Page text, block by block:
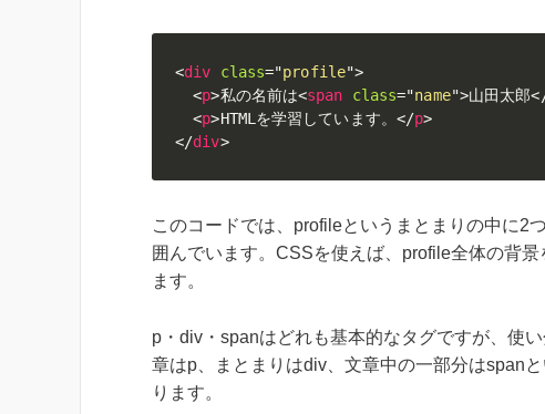
<div class="profile">
<p>私の名前は<span class="name">山田太郎
<p>HTMLを学習しています。 </p>
</div>
このコードでは、profileというまとまりの中に2
囲んでいます。CSSを使えば、profile全体の背
ます。
p・div・spanはどれも基本的なタグですが、使
章はp、まとまりはdiv、文章中の一部分はspan
ります。